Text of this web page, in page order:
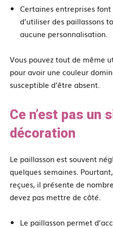
Certaines entreprises
d’utiliser des paillassons
aucune personnalisation.
Vous pouvez tout de même
pour avoir une couleur
susceptible d’être absent.
Ce n’est pas un
décoration
Le paillasson est souvent
quelques semaines.
reçues, il présente de
devez pas mettre de côté.
Le paillasson permet